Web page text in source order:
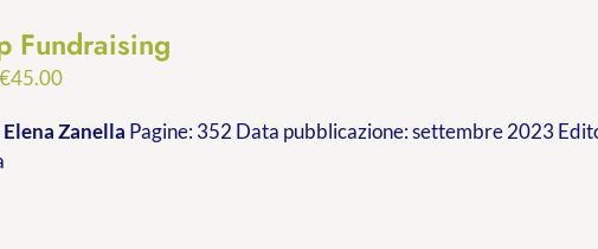
Fundraising
€45.00Fascia
prezzo:
Zanella Pagine: 352 Data pubblicazione: settembre 2023